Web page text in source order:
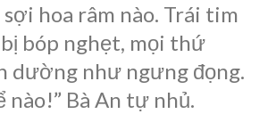
hoa râm nào. Trái tim
bóp nghẹt, mọi thứ
dường như ngưng đọng.
nào!” Bà An tự nhủ.